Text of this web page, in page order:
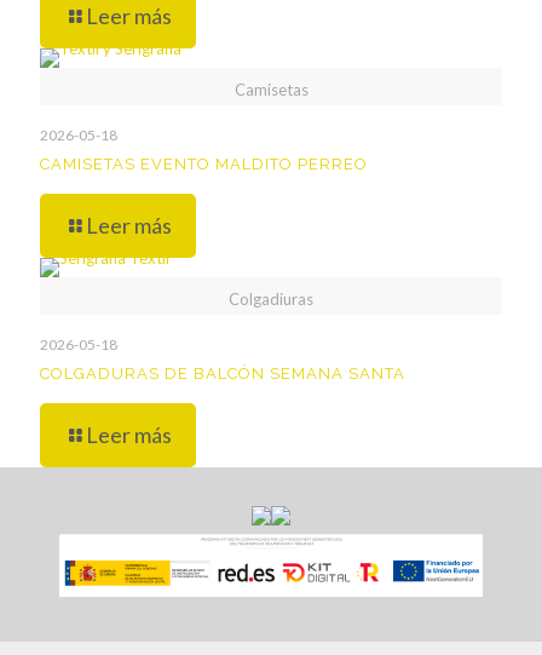
Leer más
Camisetas
2026-05-18
CAMISETAS EVENTO MALDITO PERREO
Leer más
Colgadiuras
2026-05-18
COLGADURAS DE BALCÓN SEMANA SANTA
Leer más